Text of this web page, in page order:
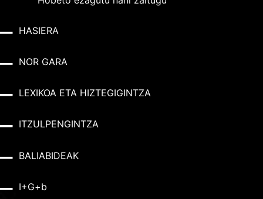
HASIERA
NOR GARA
LEXIKOA ETA HIZTEGIGINTZA
ITZULPENGINTZA
BALIABIDEAK
I+G+b